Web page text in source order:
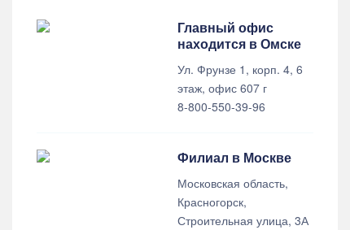
Главный офис
находится в Омске
Ул. Фрунзе 1, корп. 4, 6
этаж, офис 607 г
8-800-550-39-96
Филиал в Москве
Московская область,
Красногорск,
Строительная улица, 3А